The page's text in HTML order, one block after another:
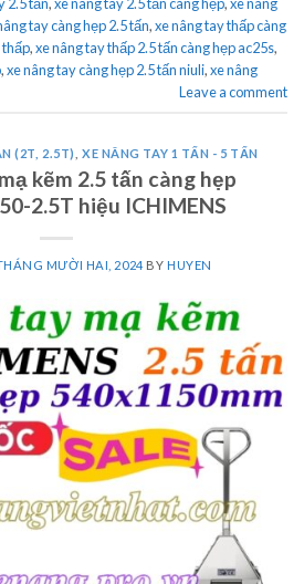
2.5 tấn,xe nâng tay 2.5 tấn càng hẹp,xe nâng
tay càng hẹp 2.5 tấn,xe nâng tay thấp càng
thấp,xe nâng tay thấp 2.5 tấn càng hẹp ac25s,
,xe nâng tay càng hẹp 2.5 tấn niuli,xe nâng
Leave a comment
(2T, 2.5T) ,XE NÂNG TAY 1 TẤN - 5 TẤN
kẽm 2.5 tấn càng hẹp
2.5T hiệu ICHIMENS
MƯỜI HAI, 2024 BY HUYEN